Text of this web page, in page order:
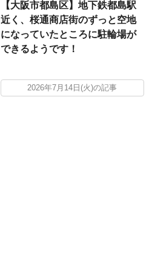
【大阪市都島区】地下鉄都島駅
近く、桜通商店街のずっと空地
になっていたところに駐輪場が
できるようです！
2026年7月14日(火)の記事